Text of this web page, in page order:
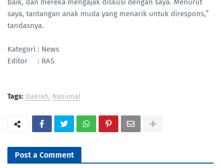
baik, dan mereka mengajak diskusi dengan saya. Menurut
saya, tantangan anak muda yang menarik untuk direspons,”
tandasnya.
Kategori : News
Editor : RAS
Tags: Daerah Nasional
Post a Comment